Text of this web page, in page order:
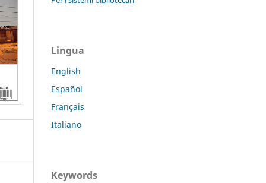
Lingua
English
Español
Français
Italiano
Keywords